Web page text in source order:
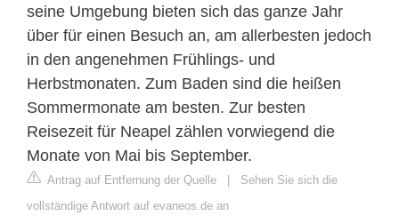
seine Umgebung bieten sich das ganze Jahr
über für einen Besuch an, am allerbesten jedoch
in den angenehmen Frühlings- und
Herbstmonaten. Zum Baden sind die heißen
Sommermonate am besten. Zur besten
Reisezeit für Neapel zählen vorwiegend die
Monate von Mai bis September.
Antrag auf Entfernung der Quelle | Sehen Sie sich die
vollständige Antwort auf evaneos.de an